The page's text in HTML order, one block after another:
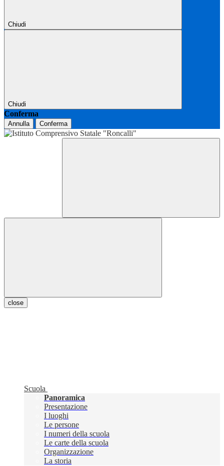
Chiudi
Chiudi
Conferma
Annulla Conferma
close
Scuola
Panoramica
Presentazione
I luoghi
Le persone
I numeri della scuola
Le carte della scuola
Organizzazione
La storia